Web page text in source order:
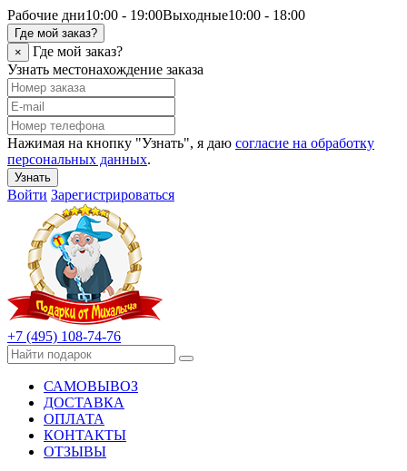
Рабочие дни10:00 - 19:00Выходные10:00 - 18:00
Где мой заказ?
×
Где мой заказ?
Узнать местонахождение заказа
Нажимая на кнопку "Узнать", я даю согласие на обработку
персональных данных.
Узнать
Войти Зарегистрироваться
+7 (495) 108-74-76
САМОВЫВОЗ
ДОСТАВКА
ОПЛАТА
КОНТАКТЫ
ОТЗЫВЫ